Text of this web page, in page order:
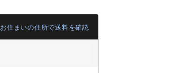
お住まいの住所で送料を確認